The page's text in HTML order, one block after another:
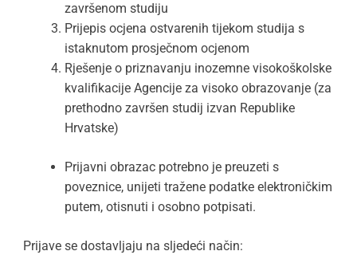
završenom studiju
Prijepis ocjena ostvarenih tijekom studija s
istaknutom prosječnom ocjenom
Rješenje o priznavanju inozemne visokoškolske
kvalifikacije Agencije za visoko obrazovanje (za
prethodno završen studij izvan Republike
Hrvatske)
Prijavni obrazac potrebno je preuzeti s
poveznice, unijeti tražene podatke elektroničkim
putem, otisnuti i osobno potpisati.
Prijave se dostavljaju na sljedeći način: